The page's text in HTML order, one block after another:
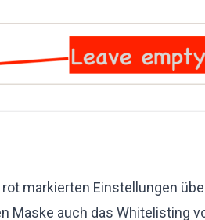
markierten Einstellungen
Maske auch das Whitelisting